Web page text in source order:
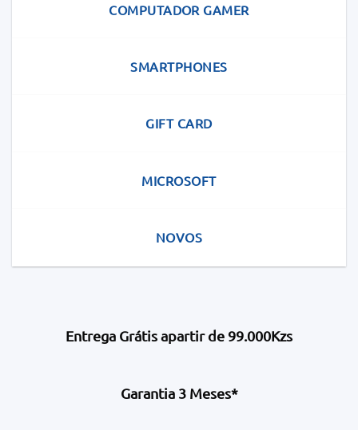
COMPUTADOR GAMER
SMARTPHONES
GIFT CARD
MICROSOFT
NOVOS
Entrega Grátis apartir de 99.000Kzs
Garantia 3 Meses*